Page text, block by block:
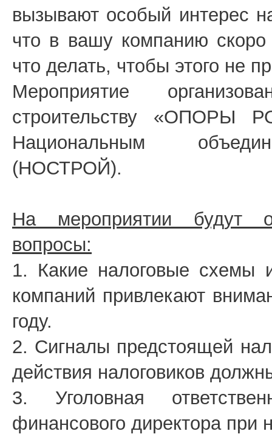
вызывают особый интерес
что в вашу компанию
что делать, чтобы этого не
Мероприятие
строительству «ОПОРЫ
Национальным
(НОСТРОЙ).
На мероприятии будут
вопросы:
1. Какие налоговые схемы
компаний привлекают
году.
2. Сигналы предстоящей
действия налоговиков
3. Уголовная
финансового директора при